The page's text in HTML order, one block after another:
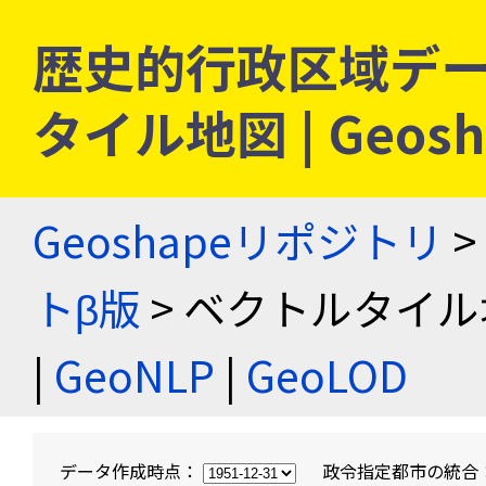
歴史的行政区域デ
タイル地図 |
Geoshapeリポジトリ >
トβ版 > ベクトルタイ
| GeoNLP | GeoLOD
データ作成時点： 政令指定都市の統